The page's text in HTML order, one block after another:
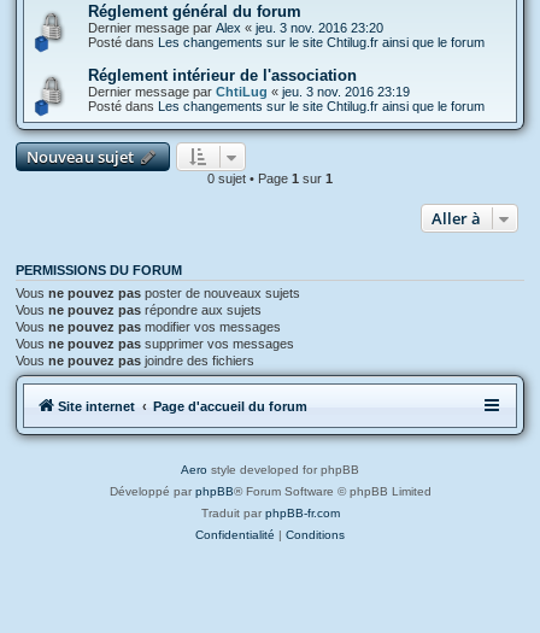
Réglement général du forum
Dernier message par Alex « jeu. 3 nov. 2016 23:20
Posté dans Les changements sur le site Chtilug.fr ainsi que le forum
Réglement intérieur de l'association
Dernier message par ChtiLug « jeu. 3 nov. 2016 23:19
Posté dans Les changements sur le site Chtilug.fr ainsi que le forum
Nouveau sujet
0 sujet • Page 1 sur 1
Aller à
PERMISSIONS DU FORUM
Vous ne pouvez pas poster de nouveaux sujets
Vous ne pouvez pas répondre aux sujets
Vous ne pouvez pas modifier vos messages
Vous ne pouvez pas supprimer vos messages
Vous ne pouvez pas joindre des fichiers
Site internet Page d'accueil du forum
Aero style developed for phpBB
Développé par phpBB® Forum Software © phpBB Limited
Traduit par phpBB-fr.com
Confidentialité | Conditions